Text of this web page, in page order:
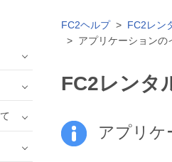
FC2ヘルプ FC2レン
アプリケーションの
FC2レンタ
アプリケ